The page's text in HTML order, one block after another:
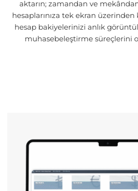
aktarın; zamandan ve
hesaplarınıza tek ekran
hesap bakiyelerinizi anlık
muhasebeleştirme süreçlerini